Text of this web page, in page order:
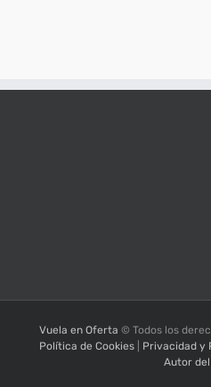
Vuela en Oferta © Todos los
Política de Cookies| Privacidad y
Autor